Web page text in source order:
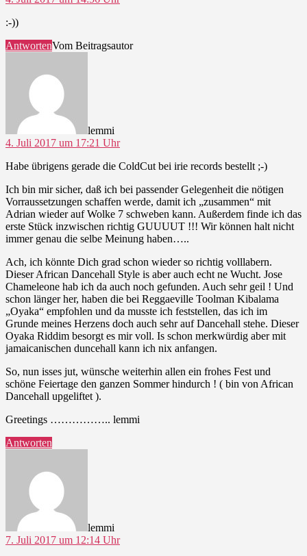
:-))
AntwortenVom Beitragsautor
lemmi
4. Juli 2017 um 17:21 Uhr
Habe übrigens gerade die ColdCut bei irie records bestellt ;-)
Ich bin mir sicher, daß ich bei passender Gelegenheit die nötigen
Vorraussetzungen schaffen werde, damit ich „zusammen“ mit
Adrian wieder auf Wolke 7 schweben kann. Außerdem finde ich das
erste Stück inzwischen richtig GUUUUT !!! Wir können halt nicht
immer genau die selbe Meinung haben…..
Ach, ich könnte Dich grad schon wieder so richtig volllabern.
Dieser African Dancehall Style is aber auch echt ne Wucht. Jose
Chameleone hab ich da auch noch gefunden. Auch sehr geil ! Und
schon länger her, haben die bei Reggaeville Toolman Kibalama
„Oyaka“ empfohlen und da musste ich feststellen, das ich im
Grunde meines Herzens doch auch sehr auf Dancehall stehe. Dieser
Oyaka Riddim besorgt es mir voll. Is schon merkwürdig aber mit
jamaicanischen duncehall kann ich nix anfangen.
So, nun isses jut, wünsche weiterhin allen ein frohes Fest und
schöne Feiertage den ganzen Sommer hindurch ! ( bin von African
Dancehall upgeliftet ).
Greetings …………….. lemmi
Antworten
lemmi
7. Juli 2017 um 12:14 Uhr